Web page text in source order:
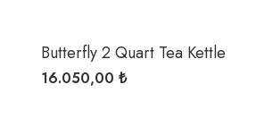
Butterfly 2 Quart Tea Kettle
16.050,00 ₺